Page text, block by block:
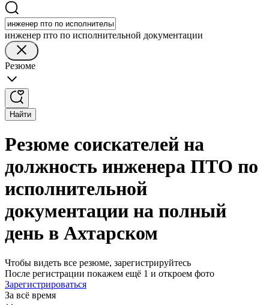
инженер пто по исполнительной документации
Резюме
Найти
Резюме соискателей на
должность инженера ПТО по
исполнительной
документации на полный
день в Ахтарском
Чтобы видеть все резюме, зарегистрируйтесь
После регистрации покажем ещё 1 и откроем фото
Зарегистрироваться
За всё время